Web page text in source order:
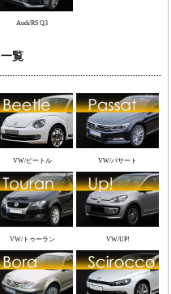
Audi/RS Q3
覧
VW/ビートル VW/パサート
VW/トゥーラン VW/UP!